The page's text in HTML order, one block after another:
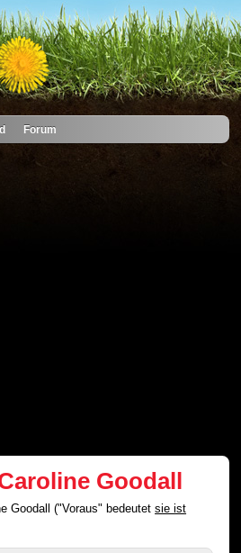
Forum
Goodall
Goodall ("Voraus" bedeutetsie ist